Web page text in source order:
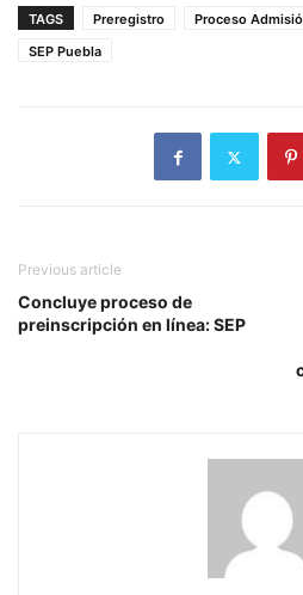
TAGS Preregistro
Proceso
SEP Puebla
Previous article
Concluye proceso de
preinscripción en línea: SEP